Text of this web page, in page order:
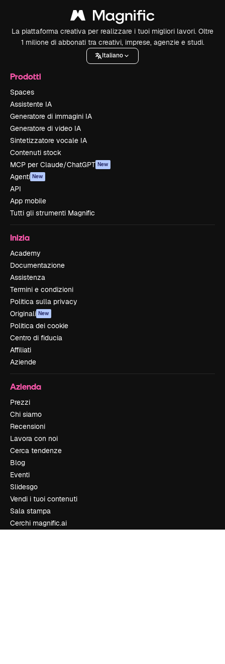
La piattaforma creativa per realizzare i tuoi migliori lavori. Oltre
1 milione di abbonati tra creativi, imprese, agenzie e studi.
Italiano
Prodotti
Spaces
Assistente IA
Generatore di immagini IA
Generatore di video IA
Sintetizzatore vocale IA
Contenuti stock
MCP per Claude/ChatGPT New
Agenti New
API
App mobile
Tutti gli strumenti Magnific
Inizia
Academy
Documentazione
Assistenza
Termini e condizioni
Politica sulla privacy
Originali New
Politica dei cookie
Centro di fiducia
Affiliati
Aziende
Azienda
Prezzi
Chi siamo
Recensioni
Lavora con noi
Cerca tendenze
Blog
Eventi
Slidesgo
Vendi i tuoi contenuti
Sala stampa
Cerchi magnific.ai